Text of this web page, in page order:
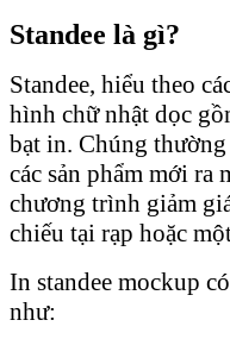
Standee là gì?
Standee, hiểu theo
hình chữ nhật dọc
bạt in. Chúng
các sản phẩm mới ra
chương trình giảm
chiếu tại rạp hoặc
In standee mockup
như: